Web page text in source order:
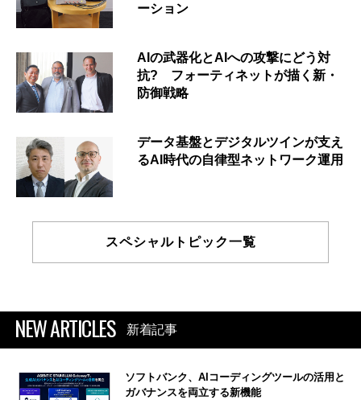
ーション
AIの武器化とAIへの攻撃にどう対
抗? フォーティネットが描く新・
防御戦略
データ基盤とデジタルツインが支え
るAI時代の自律型ネットワーク運用
スペシャルトピック一覧
NEW ARTICLES 新着記事
ソフトバンク、AIコーディングツールの活用と
ガバナンスを両立する新機能